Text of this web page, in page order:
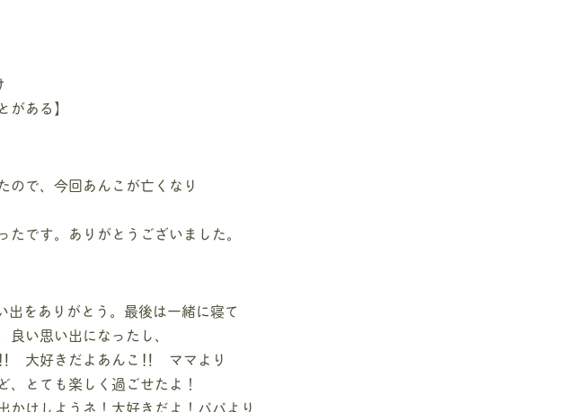
がある】
ので、今回あんこが亡くなり
です。ありがとうございました。
をありがとう。最後は一緒に寝て
い思い出になったし、
‼ 大好きだよあんこ‼ ママより
とても楽しく過ごせたよ！
かけしようネ！大好きだよ！パパより